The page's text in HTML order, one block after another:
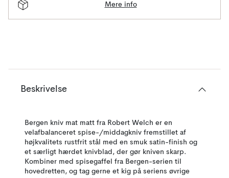
Mere info
Beskrivelse
Bergen kniv mat matt fra Robert Welch er en
velafbalanceret spise-/middagkniv fremstillet af
højkvalitets rustfrit stål med en smuk satin-finish og
et særligt hærdet knivblad, der gør kniven skarp.
Kombiner med spisegaffel fra Bergen-serien til
hovedretten, og tag gerne et kig på seriens øvrige